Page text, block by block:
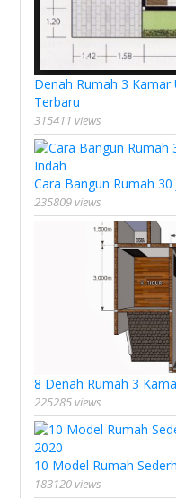
Denah Rumah 3 Kamar
Terbaru
315411 views
Cara Bangun Rumah
235809 views
8 Denah Rumah 3
225285 views
10 Model Rumah
183120 views